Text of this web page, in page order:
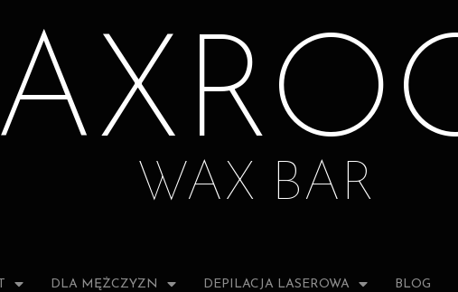
WAX BAR
DLA MĘŻCZYZN DEPILACJA LASEROWA BLOG